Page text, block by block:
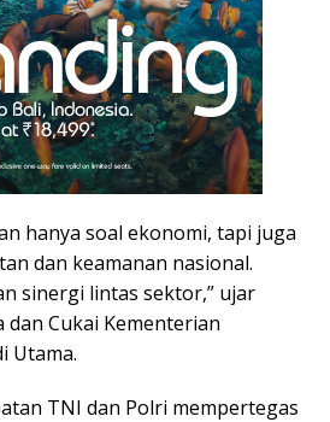
hanya soal ekonomi, tapi juga
dan keamanan nasional.
sinergi lintas sektor,” ujar
dan Cukai Kementerian
Utama.
TNI dan Polri mempertegas